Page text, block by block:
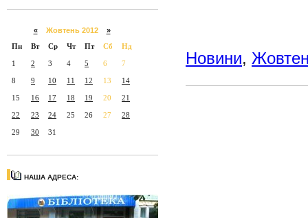
«Жовтень 2012 »
Пн
Вт Ср Чт Пт Сб Нд
1 2 3 4 5 6 7
8 9 10 11 12 13 14
15 16 17 18 19 20 21
22 23 24 25 26 27 28
29 30 31
НАША АДРЕСА:
Новини,